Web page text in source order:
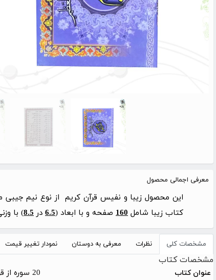
معرفی اجمالی محصول
این محصول زیبا و نفیس قرآن کریم از نوع نیم
کتاب زیبا شامل 160 صفحه و با ابعاد (6.5 در 8.5) با
مشخصات کلی نظرات معرفی به دوستان نمودار تغییر قیمت
مشخصات کتاب
عنوان کتاب 20 سوره از قرآن کریم